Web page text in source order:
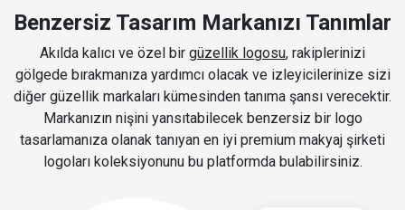
Benzersiz Tasarım Markanızı Tanımlar
Akılda kalıcı ve özel bir güzellik logosu, rakiplerinizi
gölgede bırakmanıza yardımcı olacak ve izleyicilerinize sizi
diğer güzellik markaları kümesinden tanıma şansı verecektir.
Markanızın nişini yansıtabilecek benzersiz bir logo
tasarlamanıza olanak tanıyan en iyi premium makyaj şirketi
logoları koleksiyonunu bu platformda bulabilirsiniz.